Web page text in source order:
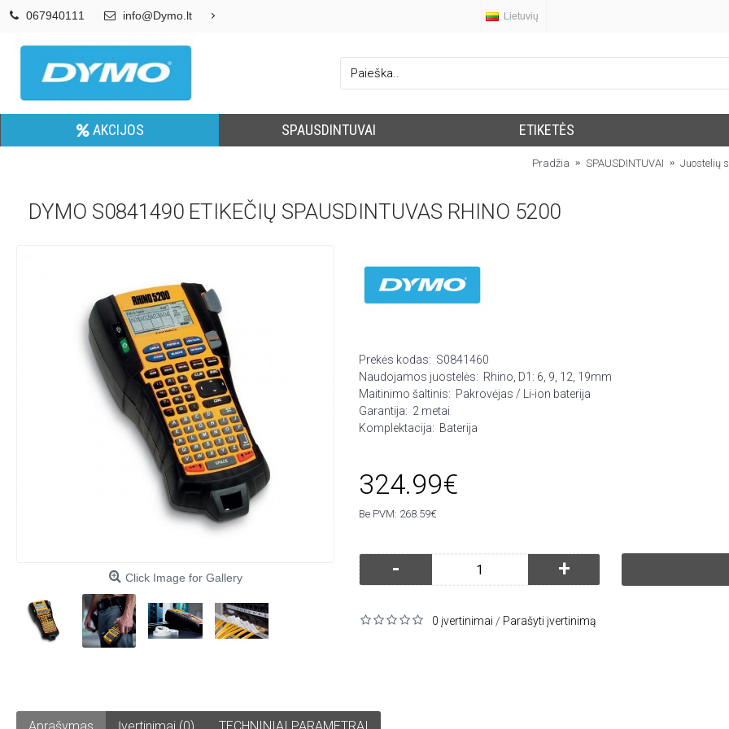
067940111 info@Dymo.lt Lietuvių
AKCIJOS SPAUSDINTUVAI ETIKETĖS
Pradžia SPAUSDINTUVAI Juostelių
DYMO S0841490 ETIKEČIŲ SPAUSDINTUVAS RHINO 5200
Click Image for Gallery
Prekės kodas: S0841460
Naudojamos juostelės: Rhino, D1: 6, 9, 12, 19mm
Maitinimo šaltinis: Pakrovėjas / Li-ion baterija
Garantija: 2 metai
Komplektacija: Baterija
324.99€
Be PVM: 268.59€
- +
0 įvertinimai / Parašyti įvertinimą